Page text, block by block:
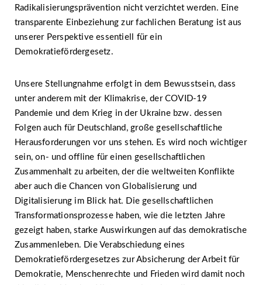
Radikalisierungsprävention nicht verzichtet werden. Eine
transparente Einbeziehung zur fachlichen Beratung ist aus
unserer Perspektive essentiell für ein
Demokratiefördergesetz.
Unsere Stellungnahme erfolgt in dem Bewusstsein, dass
unter anderem mit der Klimakrise, der COVID-19
Pandemie und dem Krieg in der Ukraine bzw. dessen
Folgen auch für Deutschland, große gesellschaftliche
Herausforderungen vor uns stehen. Es wird noch wichtiger
sein, on- und offline für einen gesellschaftlichen
Zusammenhalt zu arbeiten, der die weltweiten Konflikte
aber auch die Chancen von Globalisierung und
Digitalisierung im Blick hat. Die gesellschaftlichen
Transformationsprozesse haben, wie die letzten Jahre
gezeigt haben, starke Auswirkungen auf das demokratische
Zusammenleben. Die Verabschiedung eines
Demokratiefördergesetzes zur Absicherung der Arbeit für
Demokratie, Menschenrechte und Frieden wird damit noch